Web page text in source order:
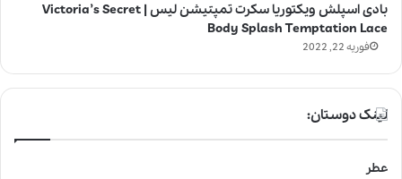
بادی اسپلش ویکتوریا سکرت تمپتیشن لیس | Victoria’s Secret
Body Splash Temptation Lace
فوریه 22, 2022
لینک دوستان:
عطر